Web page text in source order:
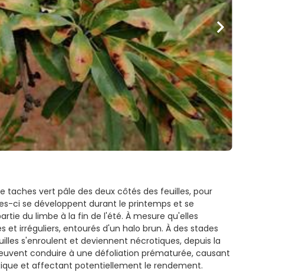
vert pâle des deux côtés des feuilles, pour
ci se développent durant le printemps et se
du limbe à la fin de l'été. À mesure qu'elles
irréguliers, entourés d'un halo brun. À des stades
s'enroulent et deviennent nécrotiques, depuis la
conduire à une défoliation prématurée, causant
et affectant potentiellement le rendement.